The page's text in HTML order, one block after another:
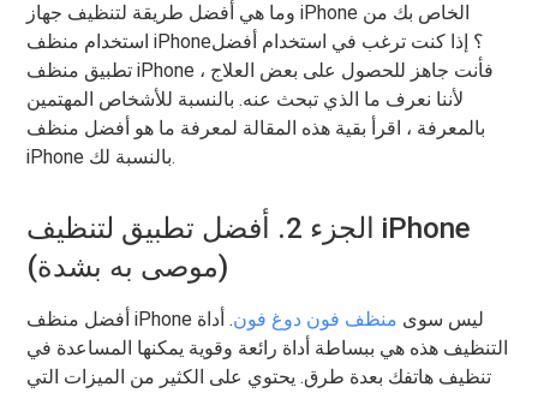
وما هي أفضل طريقة لتنظيف جهاز iPhone الخاص بك من
استخدام منظف iPhone؟ إذا كنت ترغب في استخدام أفضل
تطبيق منظف iPhone ، فأنت جاهز للحصول على بعض العلاج
لأننا نعرف ما الذي تبحث عنه. بالنسبة للأشخاص المهتمين
بالمعرفة ، اقرأ بقية هذه المقالة لمعرفة ما هو أفضل منظف
iPhone بالنسبة لك.
الجزء 2. أفضل تطبيق لتنظيف iPhone
(موصى به بشدة)
أفضل منظف iPhone ليس سوى منظف ​​فون دوغ فون. أداة
التنظيف هذه هي ببساطة أداة رائعة وقوية يمكنها المساعدة في
تنظيف هاتفك بعدة طرق. يحتوي على الكثير من الميزات التي